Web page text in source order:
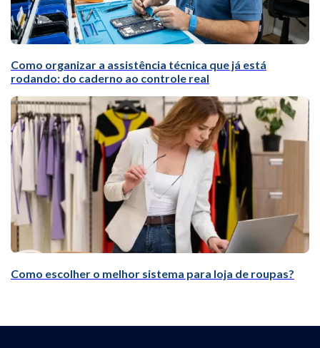
Como organizar a assistência técnica que já está
rodando: do caderno ao controle real
Como escolher o melhor sistema para loja de roupas?